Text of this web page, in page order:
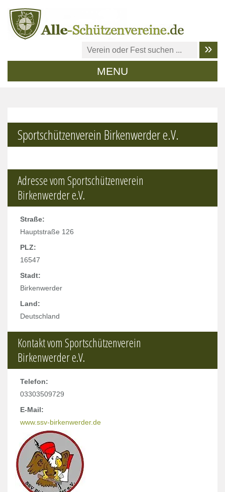
MENU
Sportschützenverein Birkenwerder e.V.
Adresse vom Sportschützenverein
Birkenwerder e.V.
Straße:
Hauptstraße 126
PLZ:
16547
Stadt:
Birkenwerder
Land:
Deutschland
Kontakt vom Sportschützenverein
Birkenwerder e.V.
Telefon:
03303509729
E-Mail:
www.ssv-birkenwerder.de